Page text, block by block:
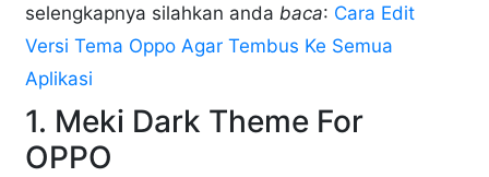
selengkapnya silahkan anda baca: Cara Edit
Versi Tema Oppo Agar Tembus Ke Semua
Aplikasi
1. Meki Dark Theme For
OPPO